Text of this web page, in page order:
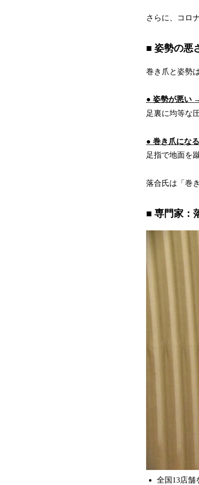
さらに、コロ
■ 姿勢の悪
巻き爪と姿勢
● 姿勢が悪い
足裏に均等な
● 巻き爪にな
足指で地面を
落合氏は「巻
■ 専門家：
全国13店舗